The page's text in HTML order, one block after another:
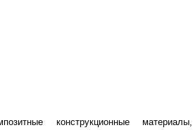
конструкционные материалы,